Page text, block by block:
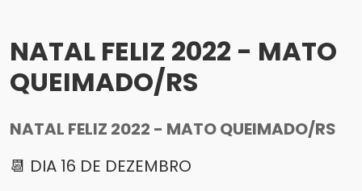
NATAL FELIZ 2022 - MATO
QUEIMADO/RS
NATAL FELIZ 2022 - MATO QUEIMADO/RS
📆 DIA 16 DE DEZEMBRO